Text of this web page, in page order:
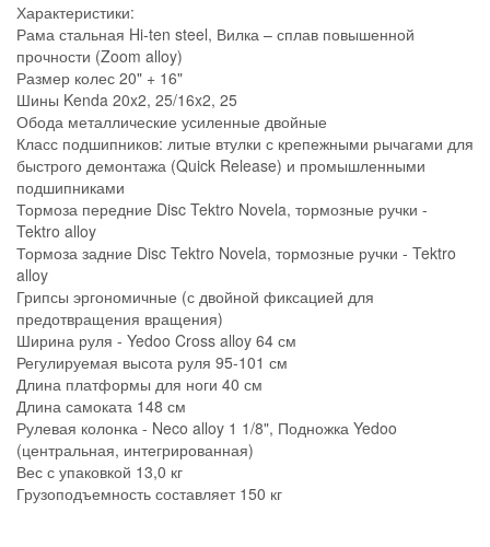
Характеристики:
Рама стальная Hi-ten steel, Вилка – сплав повышенной
прочности (Zoom alloy)
Размер колес 20" + 16"
Шины Kenda 20x2, 25/16x2, 25
Обода металлические усиленные двойные
Класс подшипников: литые втулки с крепежными рычагами для
быстрого демонтажа (Quick Release) и промышленными
подшипниками
Тормоза передние Disc Tektro Novela, тормозные ручки -
Tektro alloy
Тормоза задние Disc Tektro Novela, тормозные ручки - Tektro
alloy
Грипсы эргономичные (с двойной фиксацией для
предотвращения вращения)
Ширина руля - Yedoo Cross alloy 64 см
Регулируемая высота руля 95-101 см
Длина платформы для ноги 40 см
Длина самоката 148 см
Рулевая колонка - Neco alloy 1 1/8", Подножка Yedoo
(центральная, интегрированная)
Вес с упаковкой 13,0 кг
Грузоподъемность составляет 150 кг